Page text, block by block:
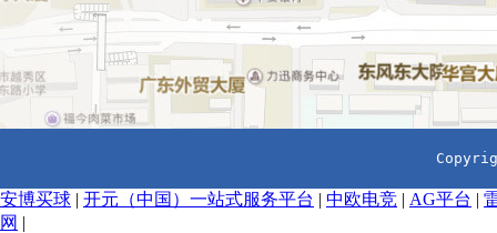
安博买球 | 开元（中国）一站式服务平台 | 中欧电竞 | AG平台 |
网 |